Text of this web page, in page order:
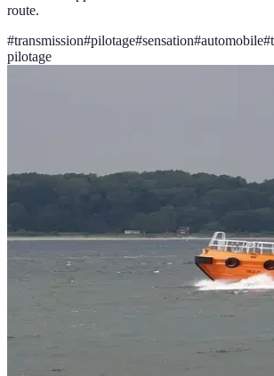
route.
#transmission#pilotage#sensation#automobile#
pilotage